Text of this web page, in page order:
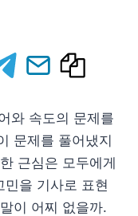
와 속도의 문제를
문제를 풀어냈지
근심은 모두에게
을 기사로 표현
이 어찌 없을까.